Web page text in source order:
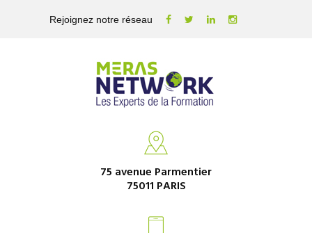
Rejoignez notre réseau
75 avenue Parmentier
75011 PARIS